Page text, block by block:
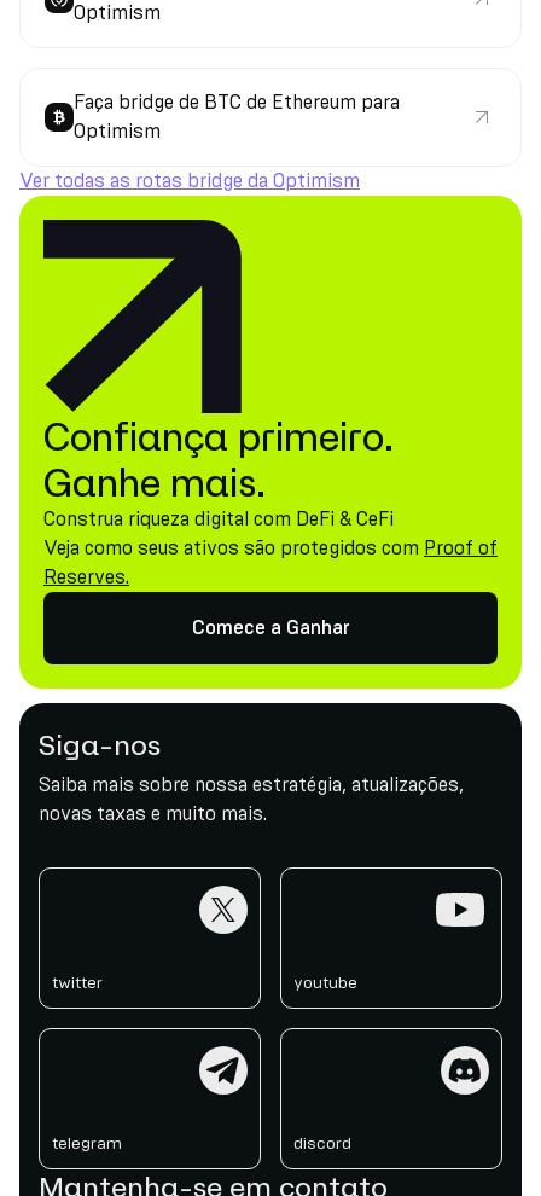
Optimism
Faça bridge de BTC de Ethereum para
Optimism
Ver todas as rotas bridge da Optimism
Confiança primeiro.
Ganhe mais.
Construa riqueza digital com DeFi & CeFi
Veja como seus ativos são protegidos com Proof of
Reserves.
Comece a Ganhar
Siga-nos
Saiba mais sobre nossa estratégia, atualizações,
novas taxas e muito mais.
twitter youtube
telegram discord
Mantenha-se em contato